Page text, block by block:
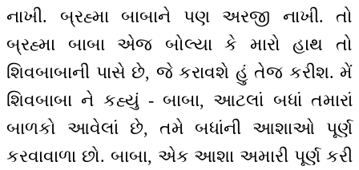
નાખી. બ્રહ્મા બાબાને પણ અરજી નાખી. તો
બ્રહ્મા બાબા એજ બોલ્યા કે મારો હાથ તો
શિવબાબાની પાસે છે, જે કરાવશે હું તેજ કરીશ. મેં
શિવબાબા ને કહ્યું - બાબા, આટલાં બધાં તમારાં
બાળકો આવેલાં છે, તમે બધાંની આશાઓ પૂર્ણ
કરવાવાળા છો. બાબા, એક આશા અમારી પૂર્ણ કરી